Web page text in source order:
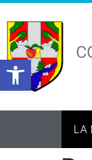
Ouvrir la barre d’outils
LA